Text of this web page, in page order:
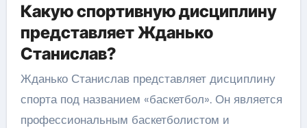
Какую спортивную дисциплину
представляет Жданько
Станислав?
Жданько Станислав представляет дисциплину
спорта под названием «баскетбол». Он является
профессиональным баскетболистом и